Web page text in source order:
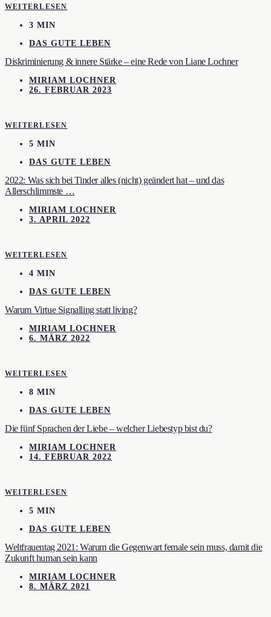
WEITERLESEN
3 MIN
DAS GUTE LEBEN
Diskriminierung & innere Stärke – eine Rede von Liane Lochner
MIRIAM LOCHNER
26. FEBRUAR 2023
WEITERLESEN
5 MIN
DAS GUTE LEBEN
2022: Was sich bei Tinder alles (nicht) geändert hat – und das
Allerschlimmste …
MIRIAM LOCHNER
3. APRIL 2022
WEITERLESEN
4 MIN
DAS GUTE LEBEN
Warum Virtue Signalling statt living?
MIRIAM LOCHNER
6. MÄRZ 2022
WEITERLESEN
8 MIN
DAS GUTE LEBEN
Die fünf Sprachen der Liebe – welcher Liebestyp bist du?
MIRIAM LOCHNER
14. FEBRUAR 2022
WEITERLESEN
5 MIN
DAS GUTE LEBEN
Weltfrauentag 2021: Warum die Gegenwart female sein muss, damit die
Zukunft human sein kann
MIRIAM LOCHNER
8. MÄRZ 2021